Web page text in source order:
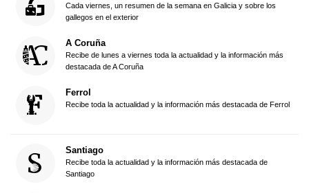
Cada viernes, un resumen de la semana en Galicia y sobre los
gallegos en el exterior
A Coruña
Recibe de lunes a viernes toda la actualidad y la información más
destacada de A Coruña
Ferrol
Recibe toda la actualidad y la información más destacada de Ferrol
Santiago
Recibe toda la actualidad y la información más destacada de
Santiago